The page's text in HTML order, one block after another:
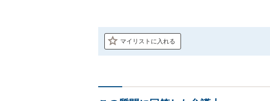
マイリストに入れる